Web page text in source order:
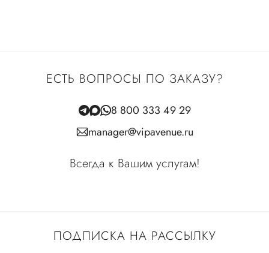
ПОДПИСКА НА РАССЫЛКУ
ЕСТЬ ВОПРОСЫ ПО ЗАКАЗУ?
8 800 333 49 29
manager@vipavenue.ru
Всегда к Вашим услугам!